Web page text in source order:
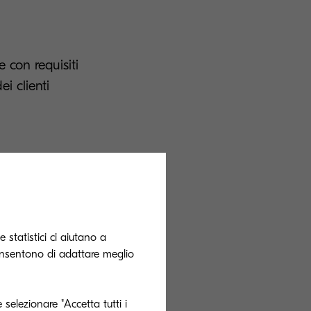
con requisiti
clienti
migliorare
conto,
statistici ci aiutano a
di adattare meglio
selezionare "Accetta tutti i